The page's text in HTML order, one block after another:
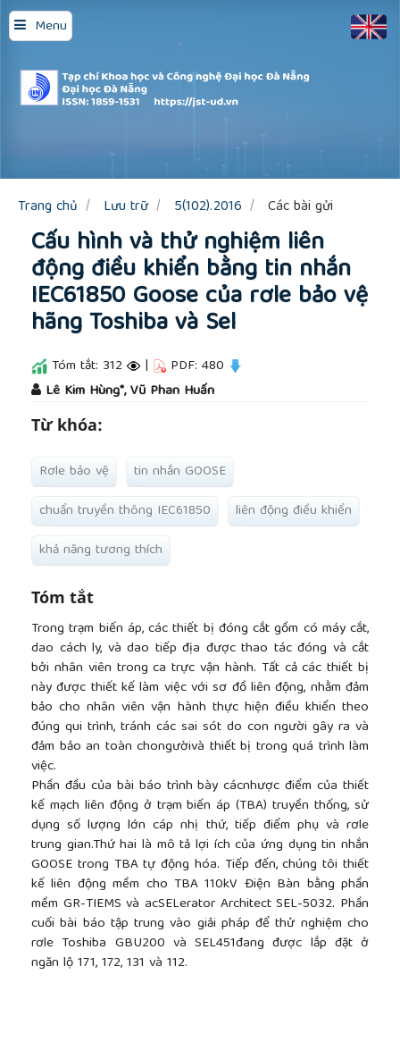
Menu
Quick
jump
to
page
content
Main
Sidebar
Trang chủ Lưu trữ 5(102).2016 Các bài gửi
Cấu hình và thử nghiệm liên
động điều khiển bằng tin nhắn
IEC61850 Goose của rơle bảo vệ
hãng Toshiba và Sel
Tóm tắt: 312 | PDF: 480
Lê Kim Hùng*, Vũ Phan Huấn
Từ khóa:
Rơle bảo vệ
tin nhắn GOOSE
chuẩn truyền thông IEC61850
liên động điều khiển
khả năng tương thích
Tóm tắt
Trong trạm biến áp, các thiết bị đóng cắt gồm có máy cắt,
dao cách ly, và dao tiếp địa được thao tác đóng và cắt
bởi nhân viên trong ca trực vận hành. Tất cả các thiết bị
này được thiết kế làm việc với sơ đồ liên động, nhằm đảm
bảo cho nhân viên vận hành thực hiện điều khiển theo
đúng qui trình, tránh các sai sót do con người gây ra và
đảm bảo an toàn chongườivà thiết bị trong quá trình làm
việc.
Phần đầu của bài báo trình bày cácnhược điểm của thiết
kế mạch liên động ở trạm biến áp (TBA) truyền thống, sử
dụng số lượng lớn cáp nhị thứ, tiếp điểm phụ và rơle
trung gian.Thứ hai là mô tả lợi ích của ứng dụng tin nhắn
GOOSE trong TBA tự động hóa. Tiếp đến, chúng tôi thiết
kế liên động mềm cho TBA 110kV Điện Bàn bằng phần
mềm GR-TIEMS và acSELerator Architect SEL-5032. Phần
cuối bài báo tập trung vào giải pháp để thử nghiệm cho
rơle Toshiba GBU200 và SEL451đang được lắp đặt ở
ngăn lộ 171, 172, 131 và 112.